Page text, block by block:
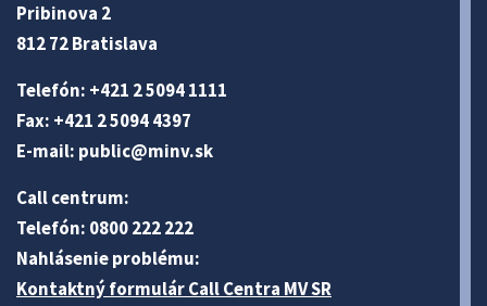
Pribinova 2
812 72 Bratislava
Telefón: +421 2 5094 1111
Fax: +421 2 5094 4397
E-mail: public@minv.sk
Call centrum:
Telefón: 0800 222 222
Nahlásenie problému:
Kontaktný formulár Call Centra MV SR